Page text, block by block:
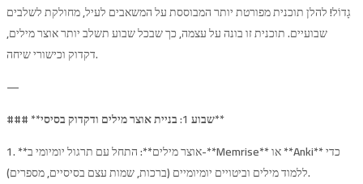
גָדוֹל! להלן תוכנית מפורטת יותר המבוססת על המשאבים לעיל, מחולקת לשלבים
שבועיים. תוכנית זו בונה על עצמה, כך שבכל שבוע תשלב יותר אוצר מילים,
דקדוק וכישורי שיחה.
—
### **
שבוע 1: בניית אוצר מילים ודקדוק בסיסי**
1. **אוצר מילים**: התחל עם תרגול יומיומי ב-**Memrise** או **Anki** כדי
ללמוד מילים וביטויים יומיומיים (ברכות, שמות עצם בסיסיים, מספרים).